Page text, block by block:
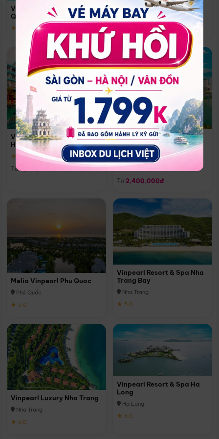
Vinpearl Resort & Spa Phu
Quoc
★ 5.0
Phú Quốc
Vinpearl Resort & Golf Nam
Hội An
★ 5.0
Từ
Melia Vinpearl Danang
Riverfront
Đà Nẵng
Từ 2,400,000đ
Melia Vinpearl Phu Quoc
Phú Quốc
★ 5.0
Vinpearl Resort & Spa Nha
Trang Bay
Nha Trang
★ 5.0
Vinpearl Luxury Nha Trang
Nha Trang
★ 5.0
Vinpearl Resort & Spa Ha
Long
Hạ Long
★ 5.0